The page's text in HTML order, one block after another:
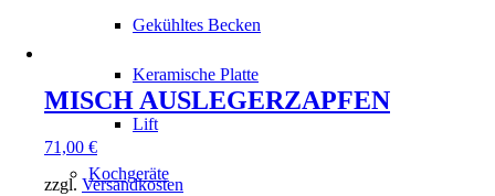
Gekühltes Becken
Keramische Platte
Lift
Kochgeräte
MISCH AUSLEGERZAPFEN
71,00 €
zzgl. Versandkosten